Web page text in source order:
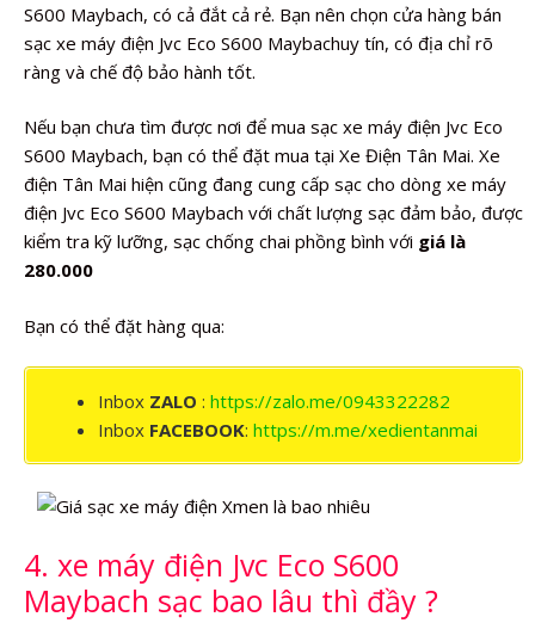
S600 Maybach, có cả đắt cả rẻ. Bạn nên chọn cửa hàng bán
sạc xe máy điện Jvc Eco S600 Maybachuy tín, có địa chỉ rõ
ràng và chế độ bảo hành tốt.
Nếu bạn chưa tìm được nơi để mua sạc xe máy điện Jvc Eco
S600 Maybach, bạn có thể đặt mua tại Xe Điện Tân Mai. Xe
điện Tân Mai hiện cũng đang cung cấp sạc cho dòng xe máy
điện Jvc Eco S600 Maybach với chất lượng sạc đảm bảo, được
kiểm tra kỹ lưỡng, sạc chống chai phồng bình với giá là
280.000
Bạn có thể đặt hàng qua:
Inbox ZALO : https://zalo.me/0943322282
Inbox FACEBOOK: https://m.me/xedientanmai
4. xe máy điện Jvc Eco S600
Maybach sạc bao lâu thì đầy ?